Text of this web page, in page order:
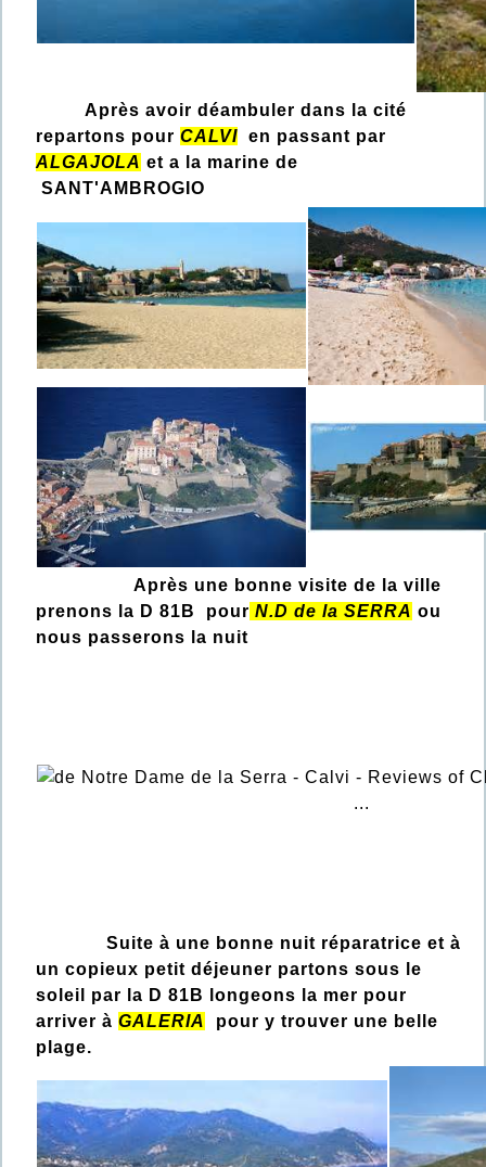
Après avoir déambuler dans la cité
repartons pour CALVI en passant par
ALGAJOLA et a la marine de
SANT'AMBROGIO
Après une bonne visite de la ville
prenons la D 81B pour N.D de la SERRA ou
nous passerons la nuit
Suite à une bonne nuit réparatrice et à
un copieux petit déjeuner partons sous le
soleil par la D 81B longeons la mer pour
arriver à GALERIA
pour y trouver une belle
plage.